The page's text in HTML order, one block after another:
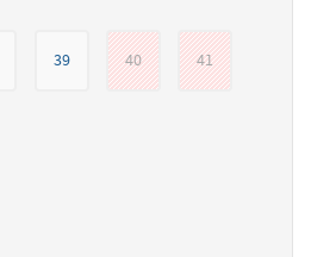
39 40 41